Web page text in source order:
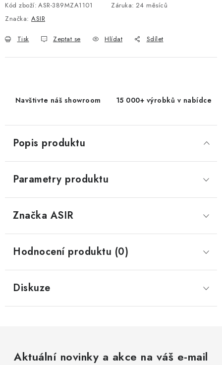
Kód zboží: ASR-389MZA1101 Záruka: 24 měsíců
Značka: ASIR
Tisk Zeptat se Hlídat Sdílet
Navštivte náš showroom 15 000+ výrobků v nabídce
Popis produktu
Parametry produktu
Značka ASIR
Hodnocení produktu (0)
Diskuze
Aktuální novinky a akce na váš e-mail